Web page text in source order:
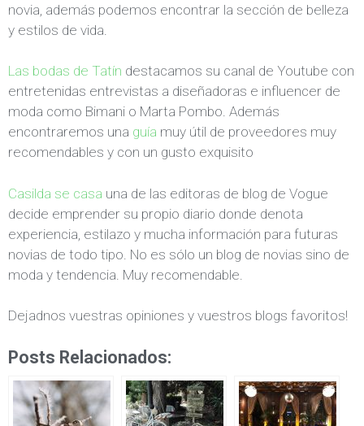
novia, además podemos encontrar la sección de belleza
y estilos de vida.
Las bodas de Tatín destacamos su canal de Youtube con
entretenidas entrevistas a diseñadoras e influencer de
moda como Bimani o Marta Pombo. Además
encontraremos una guía muy útil de proveedores muy
recomendables y con un gusto exquisito
Casilda se casa una de las editoras de blog de Vogue
decide emprender su propio diario donde denota
experiencia, estilazo y mucha información para futuras
novias de todo tipo. No es sólo un blog de novias sino de
moda y tendencia. Muy recomendable.
Dejadnos vuestras opiniones y vuestros blogs favoritos!
Posts Relacionados: